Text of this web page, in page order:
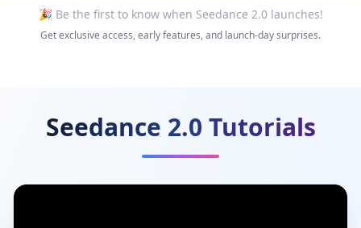
🎉 Be the first to know when Seedance 2.0 launches!
Get exclusive access, early features, and launch-day surprises.
Seedance 2.0 Tutorials